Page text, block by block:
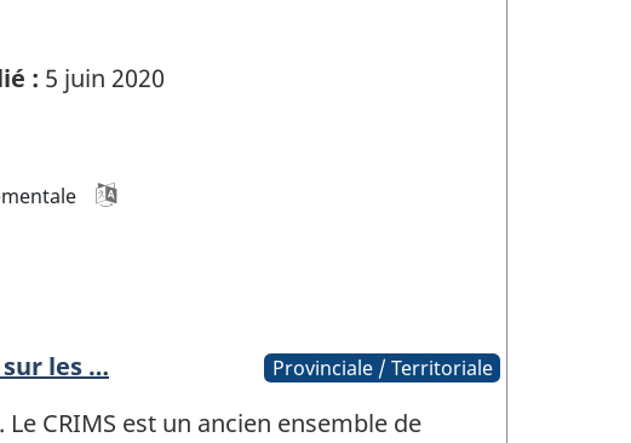
: 5 juin 2020
les … Provinciale / Territoriale
CRIMS est un ancien ensemble de